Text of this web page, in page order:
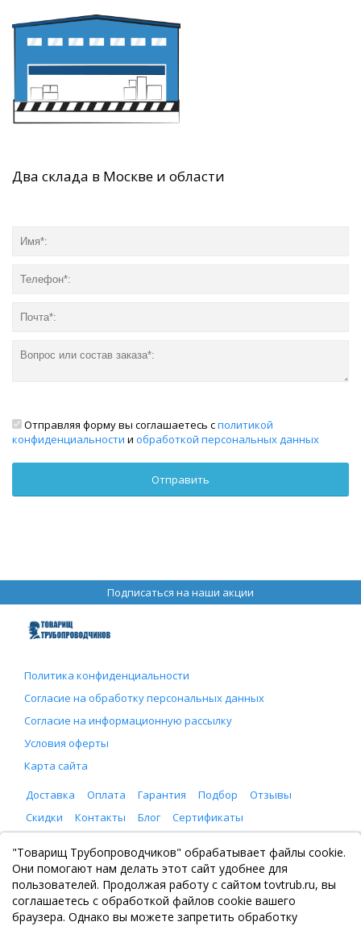
Два склада в Москве и области
Отправляя форму вы соглашаетесь сполитикой
конфиденциальности и обработкой персональных данных
Подписаться на наши акции
Политика конфиденциальности
Согласие на обработку персональных данных
Согласие на информационную рассылку
Условия оферты
Карта сайта
Доставка
Оплата Гарантия Подбор
Отзывы
Скидки
Контакты Блог Сертификаты
ООО "Товарищ Трубопроводчиков"
Москва, Рязанский проспект 8, с. 2
+7 (495) 065-46-75
zakaz@tovtrub.ru
09:00-17:00 ПН-ПТ
Склад: Москва, Рязанский проспект 8, с. 2
"Товарищ Трубопроводчиков" обрабатывает файлы cookie.
Они помогают нам делать этот сайт удобнее для
пользователей. Продолжая работу с сайтом tovtrub.ru, вы
соглашаетесь с обработкой файлов cookie вашего
браузера. Однако вы можете запретить обработку